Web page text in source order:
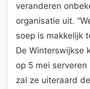
veranderen
organisatie uit.
soep is makkelijk
De Winterswijkse
op 5 mei
zal ze uiteraard